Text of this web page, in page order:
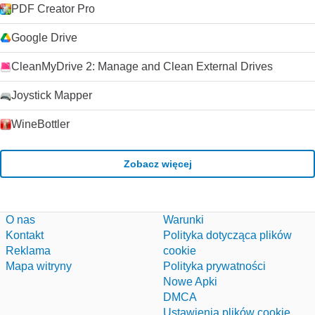
PDF Creator Pro
Google Drive
CleanMyDrive 2: Manage and Clean External Drives
Joystick Mapper
WineBottler
Zobacz więcej
O nas
Kontakt
Reklama
Mapa witryny
Warunki
Polityka dotycząca plików
cookie
Polityka prywatności
Nowe Apki
DMCA
Ustawienia plików cookie